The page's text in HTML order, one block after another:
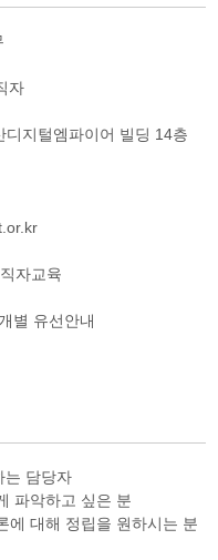
자
지털엠파이어 빌딩 14층
자교육
별 유선안내
는 담당자
파악하고 싶은 분
에 대해 정립을 원하시는 분